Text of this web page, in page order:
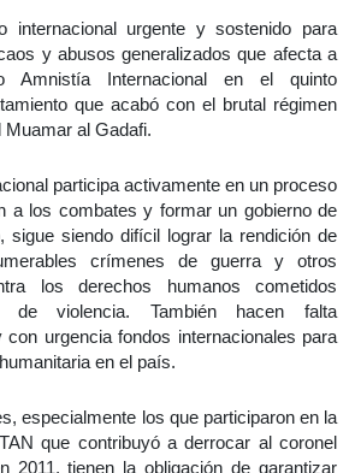
internacional urgente y sostenido para
y abusos generalizados que afecta a
Amnistía Internacional en el quinto
que acabó con el brutal régimen
Muamar al Gadafi.
participa activamente en un proceso
a los combates y formar un gobierno de
sigue siendo difícil lograr la rendición de
crímenes de guerra y otros
los derechos humanos cometidos
de violencia. También hacen falta
con urgencia fondos internacionales para
en el país.
especialmente los que participaron en la
que contribuyó a derrocar al coronel
2011, tienen la obligación de garantizar